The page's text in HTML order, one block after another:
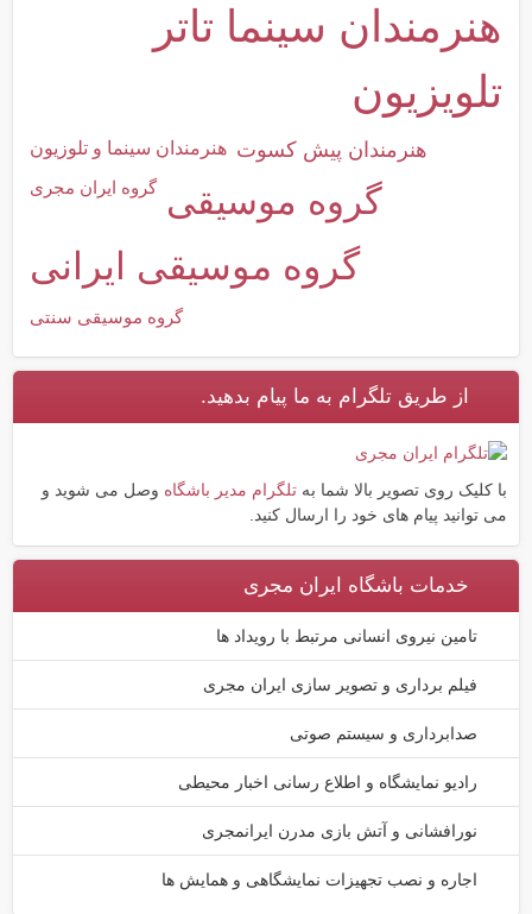
هنرمندان سینما تاتر
تلویزیون
هنرمندان سینما و تلوزیون هنرمندان پیش کسوت
گروه ایران مجری گروه موسیقی
گروه موسیقی ایرانی
گروه موسیقی سنتی
از طریق تلگرام به ما پیام بدهید.
با کلیک روی تصویر بالا شما به تلگرام مدیر باشگاه وصل می شوید و
می توانید پیام های خود را ارسال کنید.
خدمات باشگاه ایران مجری
تامین نیروی انسانی مرتبط با رویداد ها
فیلم برداری و تصویر سازی ایران مجری
صدابرداری و سیستم صوتی
رادیو نمایشگاه و اطلاع رسانی اخبار محیطی
نورافشانی و آتش بازی مدرن ایرانمجری
اجاره و نصب تجهیزات نمایشگاهی و همایش ها